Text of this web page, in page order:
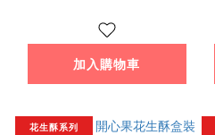
加入購物車
花生酥系列